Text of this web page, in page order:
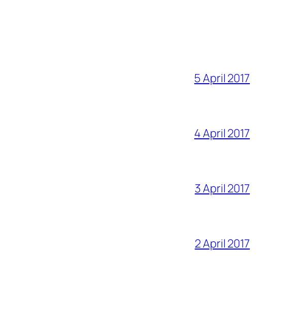
5 April 2017
4 April 2017
3 April 2017
2 April 2017